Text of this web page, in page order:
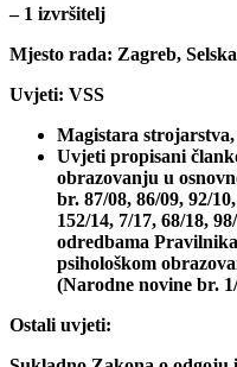
– 1 izvršitelj
Mjesto rada: Zagreb, Selska
Uvjeti: VSS
Magistara
Uvjeti propisani
obrazovanju u
br. 87/08, 86/09, 92/
152/14, 7/17, 68/18,
odredbama
psihološkom
(Narodne novine br.
Ostali uvjeti: